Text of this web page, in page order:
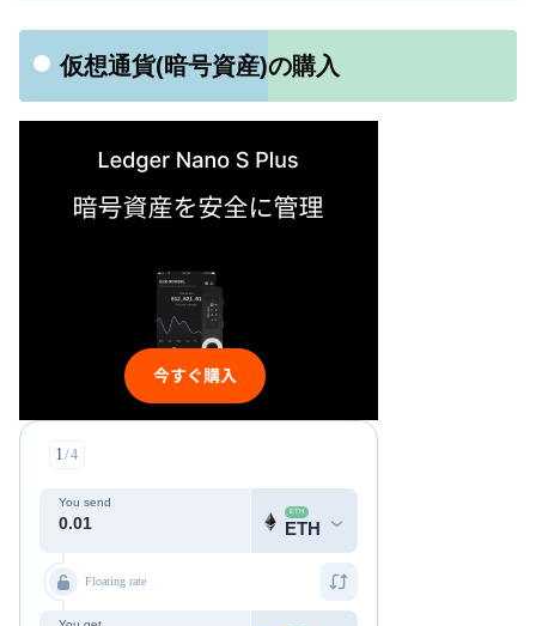
仮想通貨(暗号資産)の購入